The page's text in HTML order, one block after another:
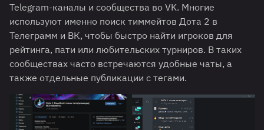
Telegram-каналы и сообщества во VK. Многие
используют именно поиск тиммейтов Дота 2 в
Телеграмм и ВК, чтобы быстро найти игроков для
рейтинга, пати или любительских турниров. В таких
сообществах часто встречаются удобные чаты, а
также отдельные публикации с тегами.